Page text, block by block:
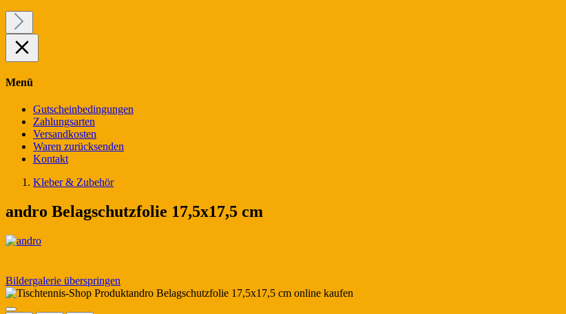
Menü
Gutscheinbedingungen
Zahlungsarten
Versandkosten
Waren zurücksenden
Kontakt
Kleber & Zubehör
andro Belagschutzfolie 17,5x17,5 cm
Bildergalerie überspringen